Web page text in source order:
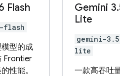
Flash
flash
型的成
Frontier
性能。
Gemini 3.
Lite
gemini-
lite
一款高吞吐